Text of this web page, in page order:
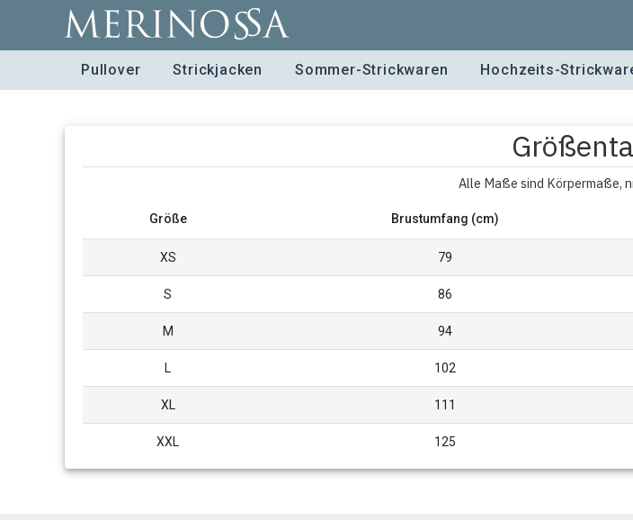
Pullover Strickjacken Sommer-Strickwaren Hochzeits-
Alle Maße sind Körpermaße,
Größe Brustumfang (cm)
XS 79
S 86
M 94
L 102
XL 111
XXL 125